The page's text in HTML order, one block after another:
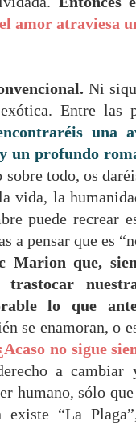
amor atraviesa
Ni
Entre las
una
un profundo
sobre todo, os
vida, la
puede recrear
a pensar que es
Marion que,
trastocar
lo que
se enamoran, o
no sigue
a cambiar
humano, sólo
existe “La